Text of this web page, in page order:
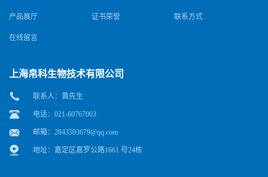
产品展厅 证书荣誉 联系方式
在线留言
上海帛科生物技术有限公司
联系人：黄先生
电话：021-60767003
邮箱： 2843593679@qq.com
地址：嘉定区嘉罗公路1661 号24栋